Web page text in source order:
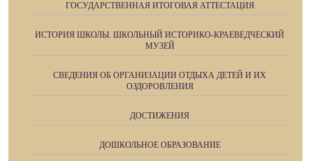
ГОСУДАРСТВЕННАЯ ИТОГОВАЯ АТТЕСТАЦИЯ
ИСТОРИЯ ШКОЛЫ. ШКОЛЬНЫЙ ИСТОРИКО-КРАЕВЕДЧЕСКИЙ
МУЗЕЙ
СВЕДЕНИЯ ОБ ОРГАНИЗАЦИИ ОТДЫХА ДЕТЕЙ И ИХ
ОЗДОРОВЛЕНИЯ
ДОСТИЖЕНИЯ
ДОШКОЛЬНОЕ ОБРАЗОВАНИЕ